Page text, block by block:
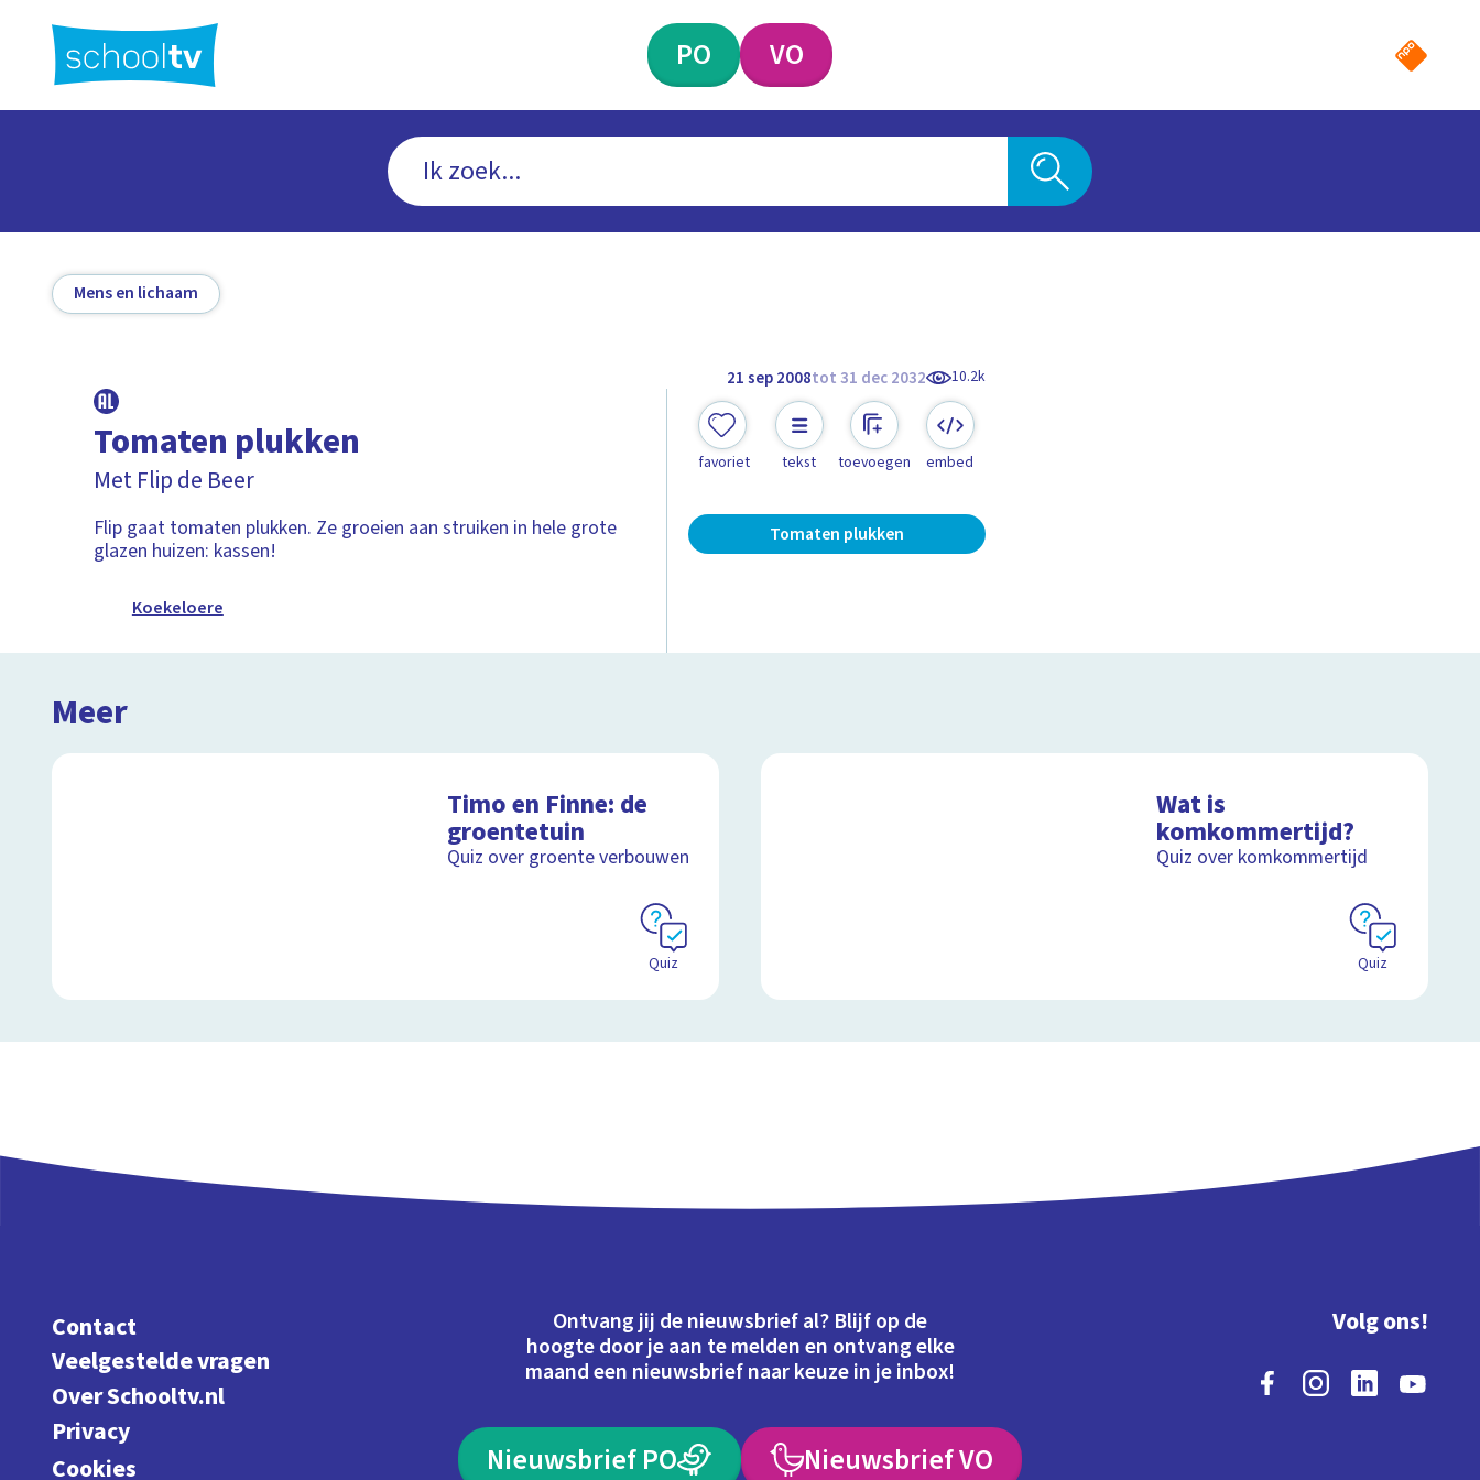
hoofdinhoud
PO VO
Mens en lichaam
21 sep 2008tot 31 dec 2032 10.2k
Tomaten plukken
Met Flip de Beer
Flip gaat tomaten plukken. Ze groeien aan struiken in hele grote
glazen huizen: kassen!
Koekeloere
favoriet tekst toevoegen embed
Tomaten plukken
Meer
Timo en Finne: de
groentetuin
Quiz over groente verbouwen
Quiz
Wat is
komkommertijd?
Quiz over komkommertijd
Quiz
Contact
Veelgestelde vragen
Over Schooltv.nl
Privacy
Cookies
Ontvang jij de nieuwsbrief al? Blijf op de
hoogte door je aan te melden en ontvang elke
maand een nieuwsbrief naar keuze in je inbox!
Nieuwsbrief PO Nieuwsbrief VO
Volg ons!